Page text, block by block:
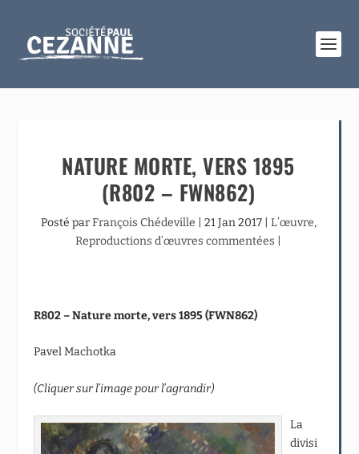
NATURE MORTE, VERS 1895
(R802 – FWN862)
Posté parFrançois Chédeville 21 Jan 2017| L’œuvre,
Reproductions d’œuvres commentées
R802 – Nature morte, vers 1895 (FWN862)
Pavel Machotka
(Cliquer sur l’image pour l’agrandir)
La
divisi